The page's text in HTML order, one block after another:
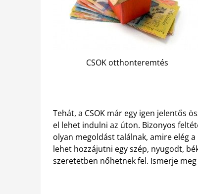
CSOK otthonteremtés
Tehát, a CSOK már egy igen jelentős
el lehet indulni az úton. Bizonyos
olyan megoldást találnak, amire elég
lehet hozzájutni egy szép, nyugodt,
szeretetben nőhetnek fel. Ismerje